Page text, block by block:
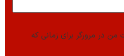
در مرورگر برای زمانی که